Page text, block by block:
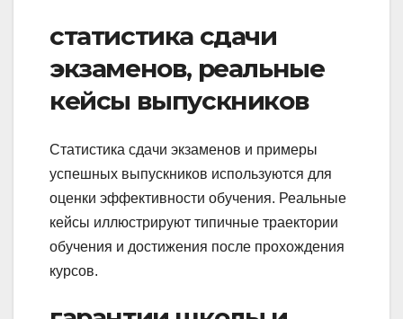
статистика сдачи
экзаменов, реальные
кейсы выпускников
Статистика сдачи экзаменов и примеры
успешных выпускников используются для
оценки эффективности обучения. Реальные
кейсы иллюстрируют типичные траектории
обучения и достижения после прохождения
курсов.